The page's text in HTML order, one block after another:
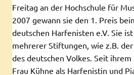
Freitag an der Hochschule für
2007 gewann sie den 1. Preis
deutschen Harfenisten e.V. Sie
mehrerer Stiftungen, wie z.B.
des deutschen Volkes. Seit
Frau Kühne als Harfenistin und